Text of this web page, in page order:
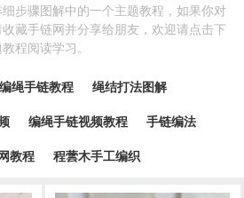
步骤图解中的一个主题教程，如果你对
藏手链网并分享给朋友，欢迎请点击下
程阅读学习。
编绳手链教程 绳结打法图解
编绳手链视频教程 手链编法
教程 程蕓木手工编织